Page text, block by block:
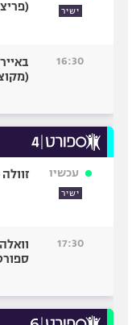
ישיר
16:30
(מקוצר
עכשיו
ישיר
17:30
ספורט